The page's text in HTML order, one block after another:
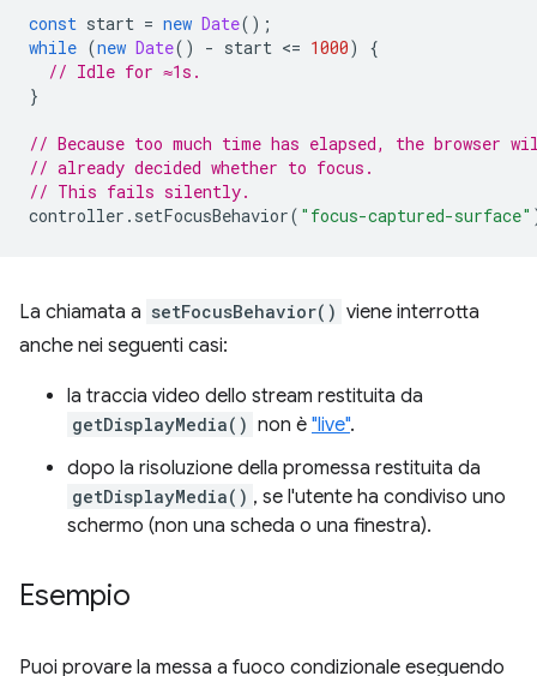
const start = new Date();
while (new Date() - start <= 1000)
{
// Idle for ≈1s.
}
// Because too much time has elapsed, the browser
// already decided whether to focus.
// This fails silently.
controller . setFocusBehavior( "focus-captured-surface"
La chiamata a setFocusBehavior() viene interrotta
anche nei seguenti casi:
la traccia video dello stream restituita da
getDisplayMedia() non è "live".
dopo la risoluzione della promessa restituita da
getDisplayMedia() , se l'utente ha condiviso uno
schermo (non una scheda o una finestra).
Esempio
Puoi provare la messa a fuoco condizionale eseguendo